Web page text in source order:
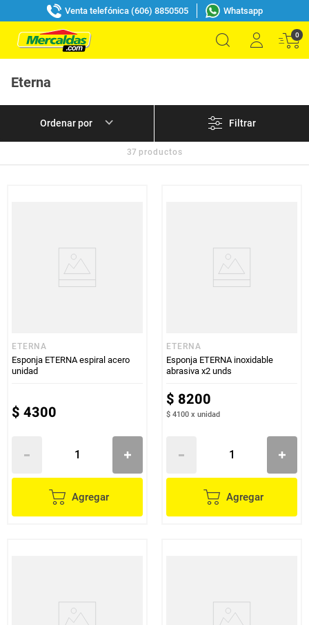
Venta telefónica (606) 8850505 Whatsapp
0
Eterna
Filtrar
37 productos
ETERNA
Esponja ETERNA espiral acero
unidad
$ 4300
Agregar
ETERNA
Esponja ETERNA inoxidable
abrasiva x2 unds
$ 8200
$ 4100 x unidad
Agregar